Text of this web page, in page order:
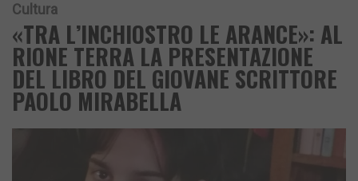
Cultura
«TRA L’INCHIOSTRO LE ARANCE»: AL
RIONE TERRA LA PRESENTAZIONE
DEL LIBRO DEL GIOVANE SCRITTORE
PAOLO MIRABELLA